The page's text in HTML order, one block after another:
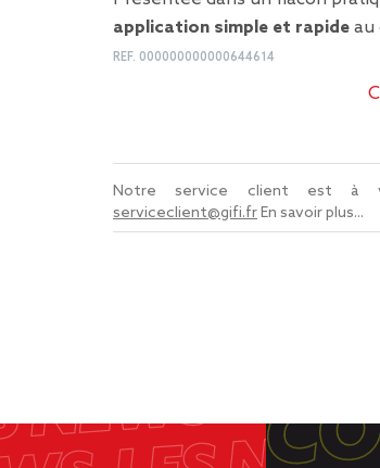
application simple et rapide au
REF. 000000000000644614
Notre service client est à
serviceclient@gifi.frEn savoir plus...